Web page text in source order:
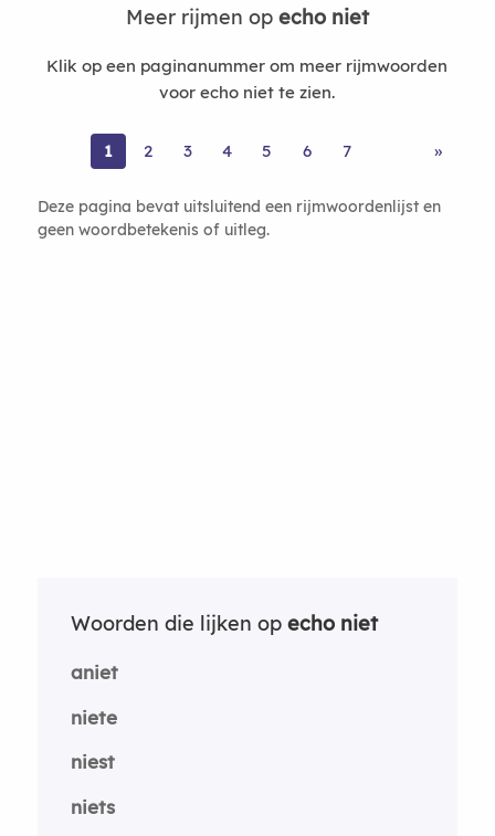
Meer rijmen op echo niet
Klik op een paginanummer om meer rijmwoorden
voor echo niet te zien.
1 2 3 4 5 6 7 »
Deze pagina bevat uitsluitend een rijmwoordenlijst en
geen woordbetekenis of uitleg.
Woorden die lijken op echo niet
aniet
niete
niest
niets